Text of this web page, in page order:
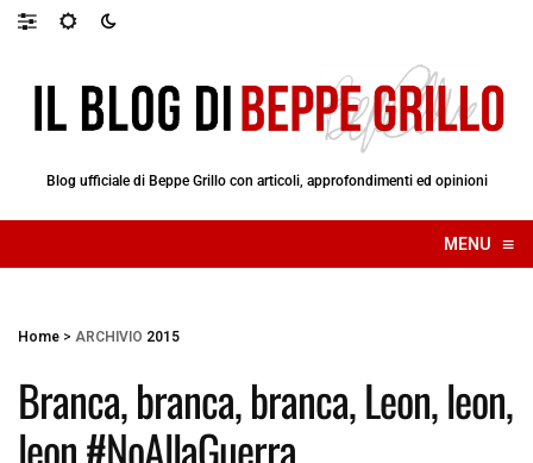
Blog ufficiale di Beppe Grillo con articoli, approfondimenti ed opinioni
MENU ≡
☰
Home > ARCHIVIO 2015
Branca, branca, branca, Leon, leon,
leon #NoAllaGuerra